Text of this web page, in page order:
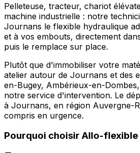
Pelleteuse, tracteur, chariot
machine industrielle : notre
Journans le flexible hydraulique
et à vos embouts, directement
puis le remplace sur place.
Plutôt que d'immobiliser votre
atelier autour de Journans et des
en-Bugey, Ambérieux-en-
notre service d'intervention. Le
à Journans, en région Auvergne-
compris en urgence.
Pourquoi choisir Allo-flexible